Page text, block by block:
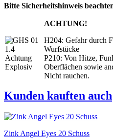
Bitte Sicherheitshinweis
ACHTUNG!
H204: Gefahr durch
Wurfstücke
P210: Von Hitze,
Oberflächen sowie
Nicht rauchen.
Kunden kauften auch
Zink Angel Eyes 20 Schuss